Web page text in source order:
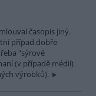
časopis jiný.
případ dobře
"sýrové
(v případě médií)
výrobků).